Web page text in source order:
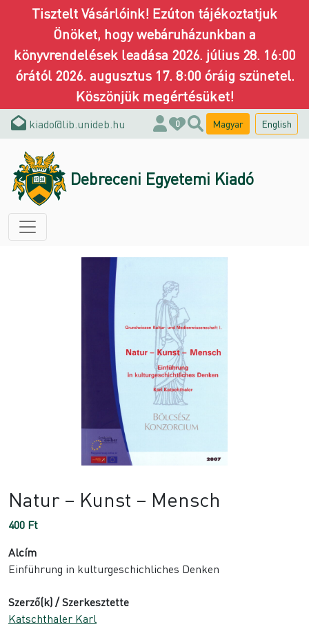
Tisztelt Vásárlóink! Ezúton tájékoztatjuk
Önöket, hogy webáruházunkban a
könyvrendelések leadása 2026. július 28. 16:00
órától 2026. augusztus 17. 8:00 óráig szünetel.
Köszönjük megértésüket!
kiado@lib.unideb.hu 0 Magyar English
Debreceni Egyetemi Kiadó
Natur – Kunst – Mensch
400 Ft
Alcím
Einführung in kulturgeschichliches Denken
Szerző(k) / Szerkesztette
Katschthaler Karl